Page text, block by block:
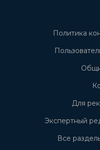
Политика
Для
Экспертный
Все